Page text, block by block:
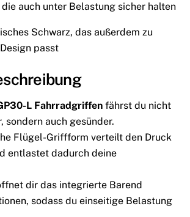
auch unter Belastung sicher halten
Schwarz, das außerdem zu
passt
L Fahrradgriffen fährst du nicht
sondern auch gesünder.
Flügel-Griffform verteilt den Druck
entlastet dadurch deine
dir das integrierte Barend
sodass du einseitige Belastung